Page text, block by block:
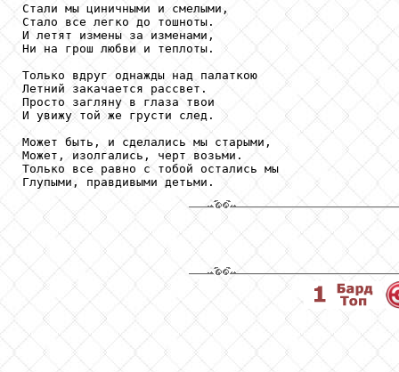
Стали мы циничными и смелыми,
Стало все легко до тошноты.
И летят измены за изменами,
Ни на грош любви и теплоты.
Только вдруг однажды над палаткою
Летний закачается рассвет.
Просто загляну в глаза твои
И увижу той же грусти след.
Может быть, и сделались мы старыми,
Может, изолгались, черт возьми.
Только все равно с тобой остались мы
Глупыми, правдивыми детьми.